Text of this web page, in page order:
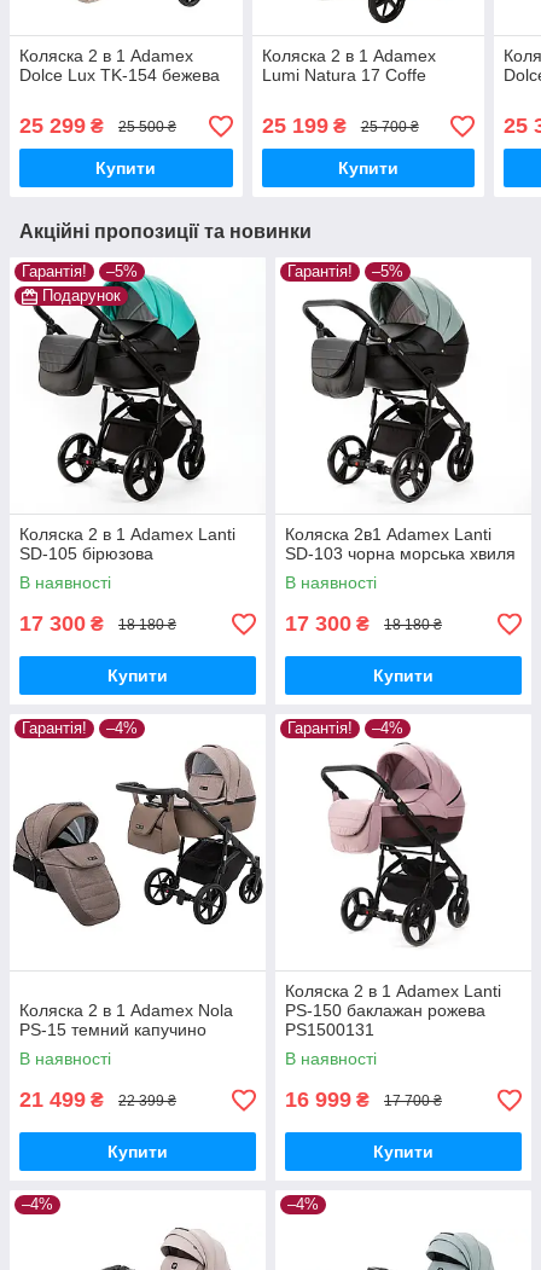
Коляска 2 в 1 Adamex
Dolce Lux TK-154 бежева
25 299 ₴ 25 500 ₴
Купити
Коляска 2 в 1 Adamex
Lumi Natura 17 Coffe
25 199₴ 25 700 ₴
Купити
25
Акційні пропозиції та новинки
Гарантія!
–5%
Подарунок
Коляска 2 в 1 Adamex Lanti
SD-105 бірюзова
В наявності
17 300 ₴ 18 180 ₴
Купити
Гарантія! –5%
Коляска 2в1 Adamex Lanti
SD-103 чорна морська хвиля
В наявності
17 300 ₴ 18 180 ₴
Купити
Гарантія! –4%
Коляска 2 в 1 Adamex Nola
PS-15 темний капучино
В наявності
21 499 ₴ 22 399 ₴
Купити
Гарантія! –4%
Коляска 2 в 1 Adamex Lanti
PS-150 баклажан рожева
PS1500131
В наявності
16 999 ₴ 17 700 ₴
Купити
–4% –4%